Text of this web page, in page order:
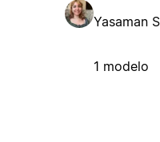
Yasaman
1 modelo